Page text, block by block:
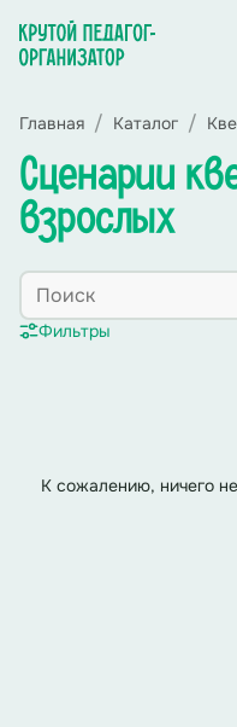
Главная Каталог
Сценарии
взрослых
Фильтры
К сожалению, ничего